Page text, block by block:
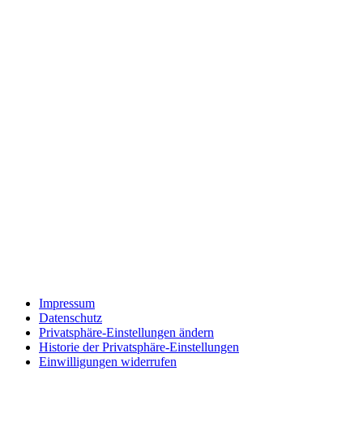
Impressum
Datenschutz
Privatsphäre-Einstellungen ändern
Historie der Privatsphäre-Einstellungen
Einwilligungen widerrufen